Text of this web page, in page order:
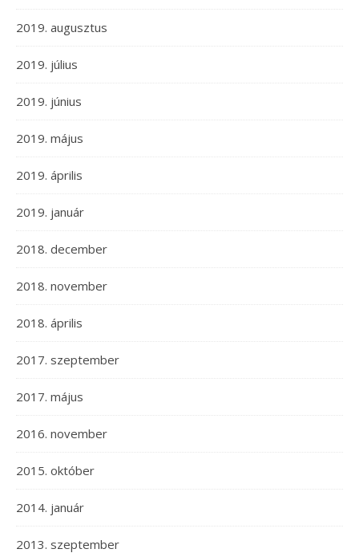
2019. augusztus
2019. július
2019. június
2019. május
2019. április
2019. január
2018. december
2018. november
2018. április
2017. szeptember
2017. május
2016. november
2015. október
2014. január
2013. szeptember